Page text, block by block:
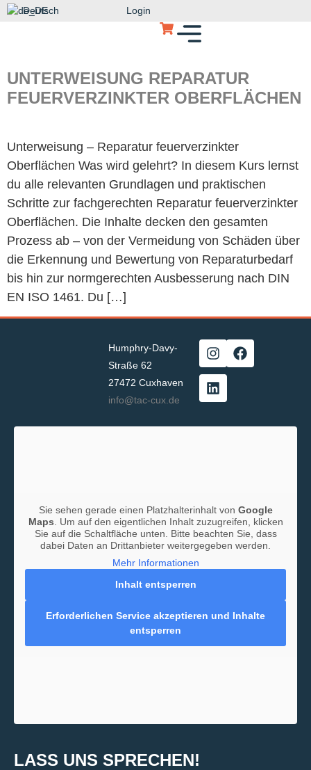
Deutsch Login
UNTERWEISUNG REPARATUR
FEUERVERZINKTER OBERFLÄCHEN
Unterweisung – Reparatur feuerverzinkter
Oberflächen Was wird gelehrt? In diesem Kurs lernst
du alle relevanten Grundlagen und praktischen
Schritte zur fachgerechten Reparatur feuerverzinkter
Oberflächen. Die Inhalte decken den gesamten
Prozess ab – von der Vermeidung von Schäden über
die Erkennung und Bewertung von Reparaturbedarf
bis hin zur normgerechten Ausbesserung nach DIN
EN ISO 1461. Du […]
Humphry-Davy-
Straße 62
27472 Cuxhaven
info@tac-cux.de
Sie sehen gerade einen Platzhalterinhalt von Google
Maps . Um auf den eigentlichen Inhalt zuzugreifen, klicken
Sie auf die Schaltfläche unten. Bitte beachten Sie, dass
dabei Daten an Drittanbieter weitergegeben werden.
Mehr Informationen
Inhalt entsperren
Erforderlichen Service akzeptieren und Inhalte
entsperren
LASS UNS SPRECHEN!